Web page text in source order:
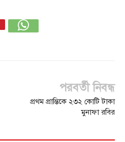
পরবর্তী নিবন্ধ
প্রথম প্রান্তিকে ২৩২ কোটি টাকা
মুনাফা রবির